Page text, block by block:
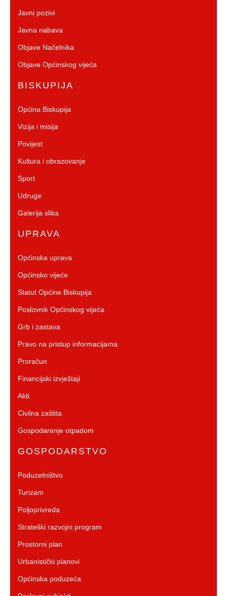
Javni pozivi
Javna nabava
Objave Načelnika
Objave Općinskog vijeća
BISKUPIJA
Općina Biskupija
Vizija i misija
Povijest
Kultura i obrazovanje
Sport
Udruge
Galerija slika
UPRAVA
Općinska uprava
Općinsko vijeće
Statut Općine Biskupija
Poslovnik Općinskog vijeća
Grb i zastava
Pravo na pristup informacijama
Proračun
Financijski izvještaji
Akti
Civilna zaštita
Gospodarenje otpadom
GOSPODARSTVO
Poduzetništvo
Turizam
Poljoprivreda
Strateški razvojni program
Prostorni plan
Urbanistički planovi
Općinska poduzeća